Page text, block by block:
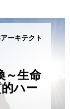
ーキテクト
～生命
ハー